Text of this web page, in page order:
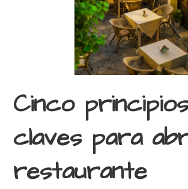
Cinco
claves para
restaurante